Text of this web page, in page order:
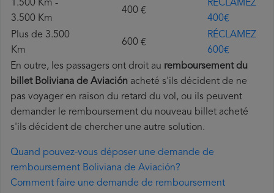
1.500 Km -
3.500 Km
400 €
RÉCLAMEZ
400€
Plus de 3.500
Km
600 €
RÉCLAMEZ
600€
En outre, les passagers ont droit au remboursement du
billet Boliviana de Aviación acheté s'ils décident de ne
pas voyager en raison du retard du vol, ou ils peuvent
demander le remboursement du nouveau billet acheté
s'ils décident de chercher une autre solution.
Quand pouvez-vous déposer une demande de
remboursement Boliviana de Aviación?
Comment faire une demande de remboursement